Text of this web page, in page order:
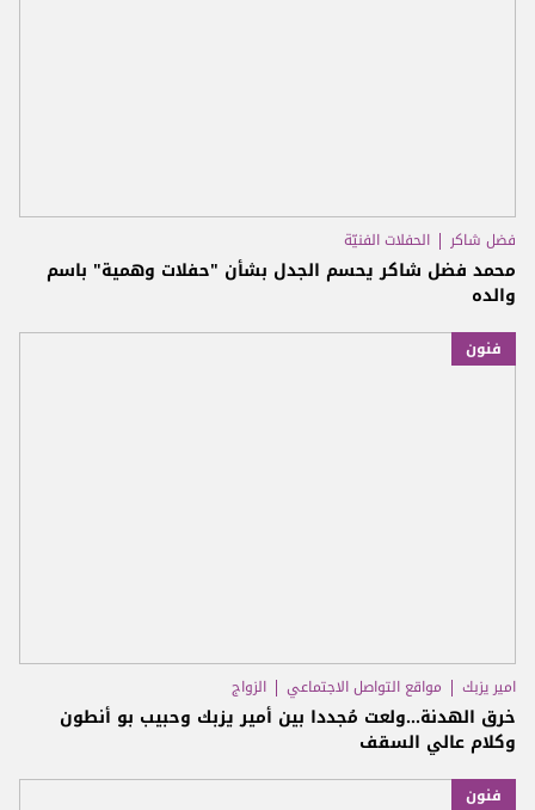
فضل شاكر الحفلات الفنيّة
محمد فضل شاكر يحسم الجدل بشأن "حفلات وهمية" باسم
والده
فنون
امير يزبك مواقع التواصل الاجتماعي الزواج
خرق الهدنة...ولعت مُجددا بين أمير يزبك وحبيب بو أنطون
وكلام عالي السقف
فنون